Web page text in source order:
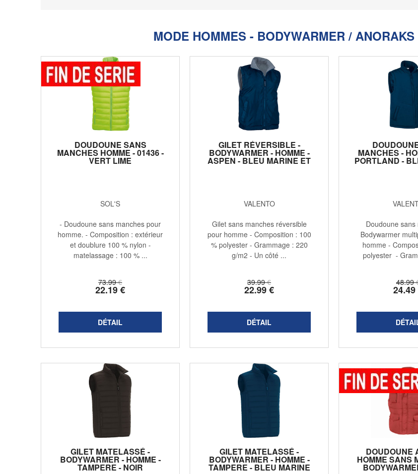
MODE HOMMES - BODYWARMER /
DOUDOUNE SANS
MANCHES HOMME - 01436 -
VERT LIME
SOL'S
73.99 €
22.19€
- Doudoune sans manches pour
homme. - Composition : extérieur
et doublure 100 % nylon -
matelassage : 100 % ...
GILET RÉVERSIBLE -
BODYWARMER - HOMME -
ASPEN - BLEU MARINE ET
VALENTO
39.99 €
22.99€
Gilet sans manches réversible
pour homme - Composition : 100
% polyester - Grammage : 220
g/m2 - Un côté ...
MANCHES -
PORTLAND -
48.99
24.49
Doudoune sans
Bodywarmer
homme -
polyester -
GILET MATELASSÉ -
BODYWARMER - HOMME -
TAMPERE - NOIR
GILET MATELASSÉ -
BODYWARMER - HOMME -
TAMPERE - BLEU MARINE
DOUDOUNE
HOMME SANS